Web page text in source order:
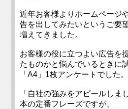
近年お客様よりホームページ
告を出してみたいというご要
増えてきました。
お客様の役に立つよい広告を
たものかと悩んでいるときに
「A4」1枚アンケートでした。
「自社の強みをアピールしま
本の定番フレーズですが、